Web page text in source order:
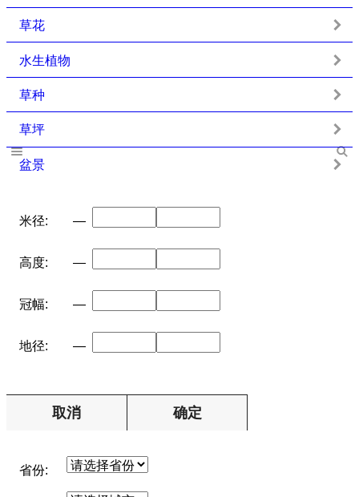
草花
水生植物
草种
草坪
盆景
米径: —
高度: —
冠幅: —
地径: —
取消 确定
省份: